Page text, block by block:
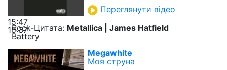
15:47
Переглянути відео
15:37
Rock-Цитата: Metallica | James Hatfield
Battery
Megawhite
Моя струна